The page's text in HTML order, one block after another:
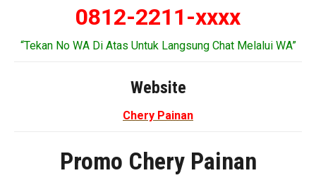
0812-2211-xxxx
“Tekan No WA Di Atas Untuk Langsung Chat Melalui WA”
Website
Chery Painan
Promo Chery Painan